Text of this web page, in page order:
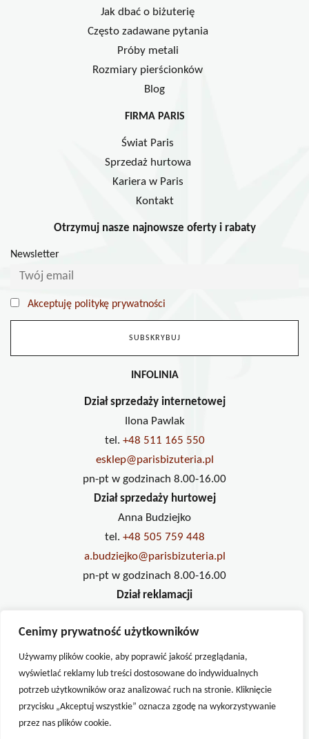
Cenimy prywatność użytkowników
Używamy plików cookie, aby poprawić jakość przeglądania,
wyświetlać reklamy lub treści dostosowane do indywidualnych
potrzeb użytkowników oraz analizować ruch na stronie. Kliknięcie
przycisku „Akceptuj wszystkie” oznacza zgodę na wykorzystywanie
przez nas plików cookie.
Jak dbać o biżuterię
Często zadawane pytania
Próby metali
Rozmiary pierścionków
Blog
FIRMA PARIS
Świat Paris
Sprzedaż hurtowa
Kariera w Paris
Kontakt
Otrzymuj nasze najnowsze oferty i rabaty
Newsletter
Akceptuję politykę prywatności
INFOLINIA
Dział sprzedaży internetowej
Ilona Pawlak
tel. +48 511 165 550
esklep@parisbizuteria.pl
pn-pt w godzinach 8.00-16.00
Dział sprzedaży hurtowej
Anna Budziejko
tel. +48 505 759 448
a.budziejko@parisbizuteria.pl
pn-pt w godzinach 8.00-16.00
Dział reklamacji
tel. +48 733 234 833
reklamacje@parisbizuteria.pl
pn-pt w godzinach 8.00-16.00